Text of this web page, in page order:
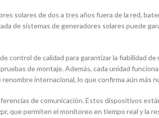
solares de dos a tres años fuera de la red,
de sistemas de generadores solares puede
control de calidad para garantizar la fiabilidad
de montaje. Además, cada unidad
internacional, lo que confirma aún más
de comunicación. Estos dispositivos
que permiten el monitoreo en tiempo real y la